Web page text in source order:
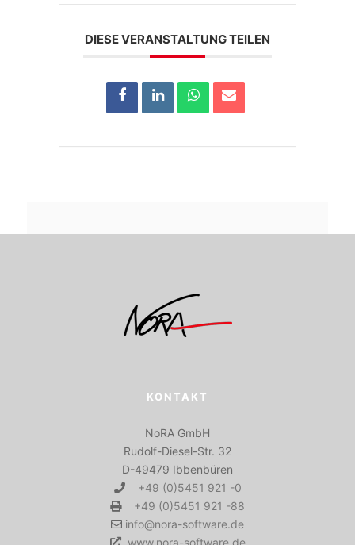
DIESE VERANSTALTUNG TEILEN
KONTAKT
NoRA GmbH
Rudolf-Diesel-Str. 32
D-49479 Ibbenbüren
+49 (0)5451 921 -0
+49 (0)5451 921 -88
info@nora-software.de
www.nora-software.de